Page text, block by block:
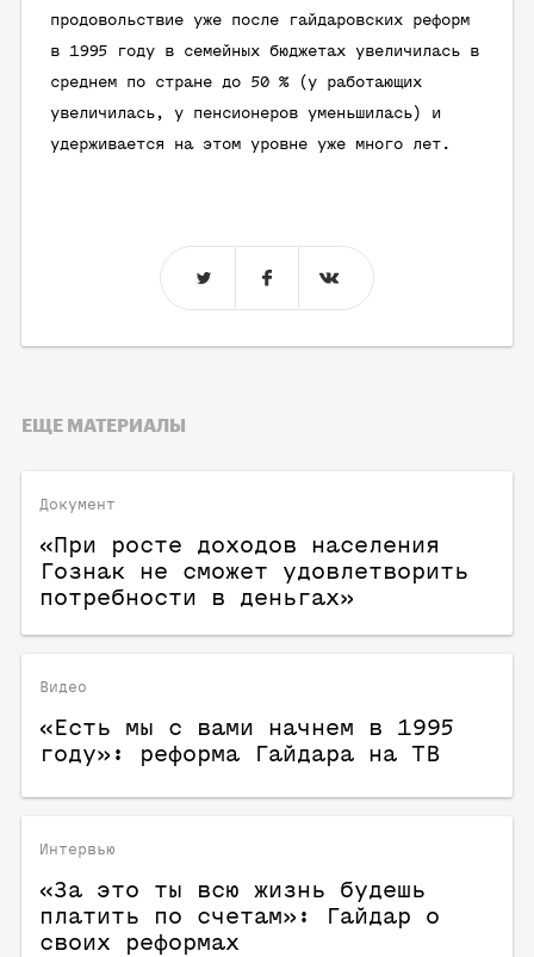
продовольствие уже после гайдаровских реформ
в 1995 году в семейных бюджетах увеличилась в
среднем по стране до 50 % (у работающих
увеличилась, у пенсионеров уменьшилась) и
удерживается на этом уровне уже много лет.
ЕЩЕ МАТЕРИАЛЫ
Документ
«При росте доходов населения
Гознак не сможет удовлетворить
потребности в деньгах»
Видео
«Есть мы с вами начнем в 1995
году»: реформа Гайдара на ТВ
Интервью
«За это ты всю жизнь будешь
платить по счетам»: Гайдар о
своих реформах